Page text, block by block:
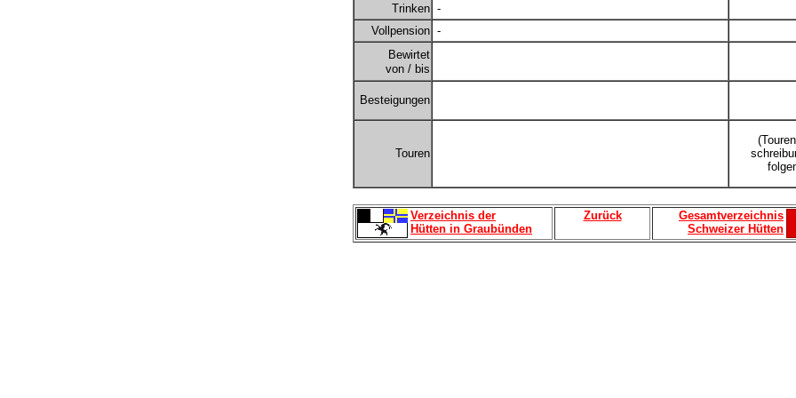
Trinken -
Vollpension -
Bewirtet
von / bis
Besteigungen
Touren
Verzeichnis der
Hütten in Graubünden
Zurück
Gesamtverzeichnis
Schweizer Hütten